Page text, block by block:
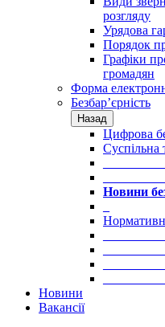
розгляду
Урядова
Порядок
Графіки
громадян
Форма
Безбар’єрність
Назад
Цифрова
Суспільна
Новини
Новини
Вакансії